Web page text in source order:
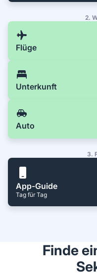
2.
Flüge
Unterkunft
Auto
3.
App-Guide
Tag für Tag
Finde